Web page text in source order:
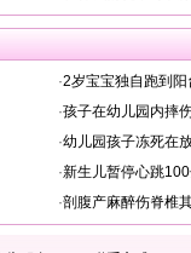
·2岁宝宝独自跑到
·孩子在幼儿园内摔
·幼儿园孩子冻死在
·新生儿暂停心跳
·剖腹产麻醉伤脊椎